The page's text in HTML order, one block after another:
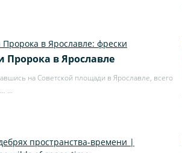
Пророка в Ярославле
на Советской площади в Ярославле, всего
…